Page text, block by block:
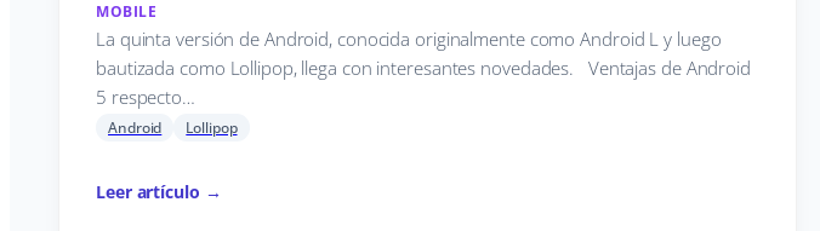
MOBILE
La quinta versión de Android, conocida originalmente como Android L y luego
bautizada como Lollipop, llega con interesantes novedades. Ventajas de Android
5 respecto…
Android Lollipop
Leer artículo →